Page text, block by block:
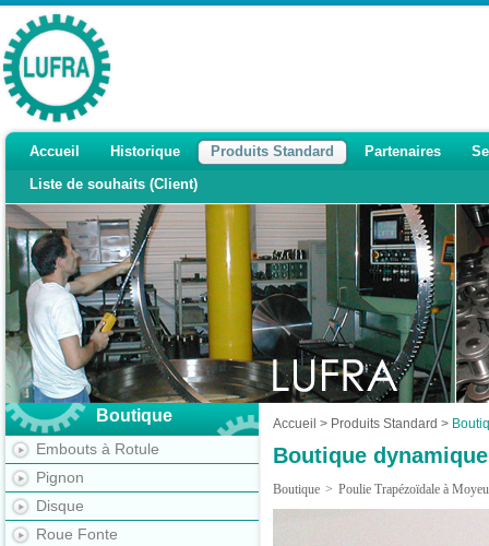
Accueil Historique Produits Standard Partenaires
Liste de souhaits (Client)
Boutique
Embouts à Rotule
Pignon
Disque
Roue Fonte
Accueil > Produits Standard >
Boutique dynamique
Boutique > Poulie Trapézoïdale à